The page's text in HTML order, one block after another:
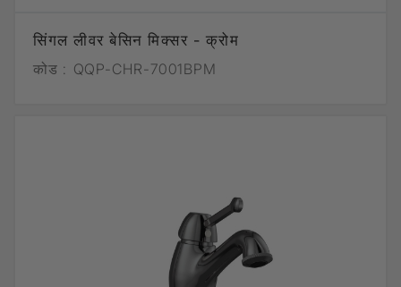
सिंगल लीवर बेसिन मिक्सर - क्रोम
कोड : QQP-CHR-7001BPM